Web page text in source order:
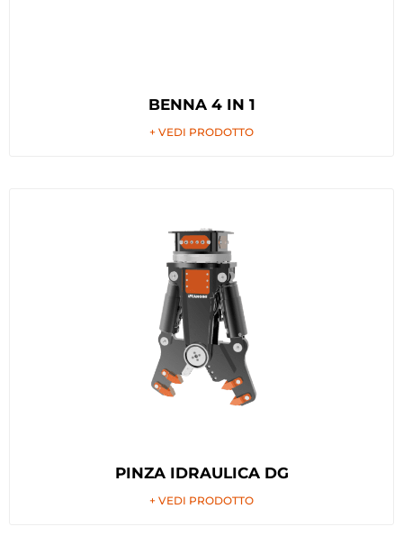
BENNA 4 IN 1
+ VEDI PRODOTTO
PINZA IDRAULICA DG
+ VEDI PRODOTTO